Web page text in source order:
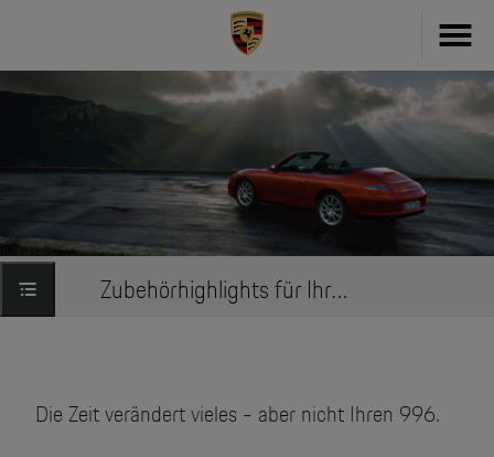
Fahrzeug konfigurieren
Taycan
Panamera
Cayenne
Zubehör
Zubehör Finder
Driver's Selection Online-Shop
Zubehörhighlights für Ihren 996
Die Zeit verändert vieles - aber nicht Ihren 996.